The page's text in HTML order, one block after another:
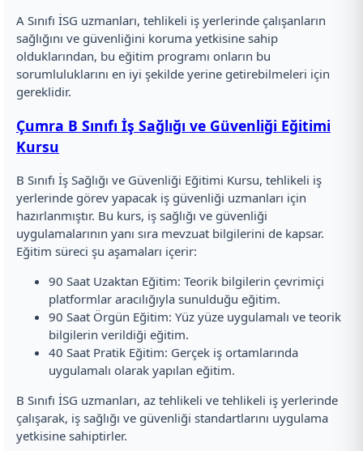
A Sınıfı İSG uzmanları, tehlikeli iş yerlerinde çalışanların
sağlığını ve güvenliğini koruma yetkisine sahip
olduklarından, bu eğitim programı onların bu
sorumluluklarını en iyi şekilde yerine getirebilmeleri için
gereklidir.
Çumra B Sınıfı İş Sağlığı ve Güvenliği Eğitimi
Kursu
B Sınıfı İş Sağlığı ve Güvenliği Eğitimi Kursu, tehlikeli iş
yerlerinde görev yapacak iş güvenliği uzmanları için
hazırlanmıştır. Bu kurs, iş sağlığı ve güvenliği
uygulamalarının yanı sıra mevzuat bilgilerini de kapsar.
Eğitim süreci şu aşamaları içerir:
90 Saat Uzaktan Eğitim: Teorik bilgilerin çevrimiçi
platformlar aracılığıyla sunulduğu eğitim.
90 Saat Örgün Eğitim: Yüz yüze uygulamalı ve teorik
bilgilerin verildiği eğitim.
40 Saat Pratik Eğitim: Gerçek iş ortamlarında
uygulamalı olarak yapılan eğitim.
B Sınıfı İSG uzmanları, az tehlikeli ve tehlikeli iş yerlerinde
çalışarak, iş sağlığı ve güvenliği standartlarını uygulama
yetkisine sahiptirler.